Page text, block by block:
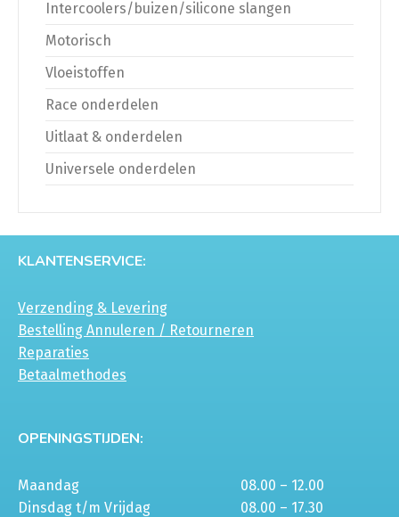
Intercoolers/buizen/silicone slangen
Motorisch
Vloeistoffen
Race onderdelen
Uitlaat & onderdelen
Universele onderdelen
KLANTENSERVICE:
Verzending & Levering
Bestelling Annuleren / Retourneren
Reparaties
Betaalmethodes
OPENINGSTIJDEN:
Maandag
08.00 – 12.00
Dinsdag t/m Vrijdag
08.00 – 17.30